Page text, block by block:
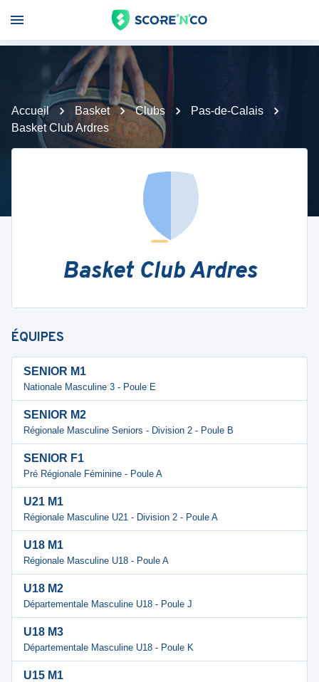
Accueil Basket Clubs
Pas-de-Calais
Basket Club Ardres
Basket Club Ardres
ÉQUIPES
SENIOR M1
Nationale Masculine 3 - Poule E
SENIOR M2
Régionale Masculine Seniors - Division 2 - Poule B
SENIOR F1
Pré Régionale Féminine - Poule A
U21 M1
Régionale Masculine U21 - Division 2 - Poule A
U18 M1
Régionale Masculine U18 - Poule A
U18 M2
Départementale Masculine U18 - Poule J
U18 M3
Départementale Masculine U18 - Poule K
U15 M1